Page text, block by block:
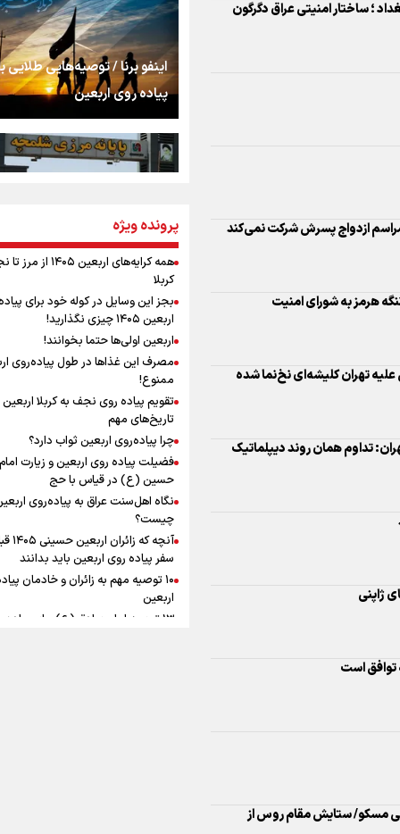
؛ ساختار امنیتی عراق دگرگون
مراسم ازدواج پسرش شرکت نمی‌کند
هرمز به شورای امنیت
تهران کلیشه‌ای نخ‌نما شده
تداوم همان روند دیپلماتیک
ژاپنی
است
مسکو/ ستایش مقام روس از
را شکست؛ «آهای
تهران رفتند»
سه حسرتی که به
مومنِ مقتدرِ مظلوم
رابطه کارگر و کارفرما در
اندیشه رهبر شهید:
به زوجیت
اقتدار علمی و
ماندگار شد
اینفو برنا / توصیه‌هایی طلایی
پیاده روی اربعین
اینفو برنا / جدول کامل فاصله
شلمچه تا شهرهای زیارتی عراق
اینفو برنا/ میزان مالیات بر ارزش
افزوده چقدر است؟
اینفوبرنا/ سقف معافیت مالیاتی
حقوق کارکنان دولت و
در بودجه ۱۴۰۵ چقدر است؟
پرونده ویژه
همه کرایه‌های اربعین ۱۴۰۵
کربلا
بجز این وسایل در کوله خود برای
اربعین ۱۴۰۵ چیزی نگذارید!
اربعین اولی‌ها حتما بخوانند!
مصرف این غذاها در طول پیاده‌روی
ممنوع!
تاریخ‌های مهم
چرا پیاده‌روی اربعین ثواب دارد؟
فضیلت پیاده روی اربعین و زیارت امام
حسین (ع) در قیاس با حج
نگاه اهل‌سنت عراق به پیاده‌روی
چیست؟
آنچه که
سفر پیاده روی اربعین باید بدانند
۱۰ توصیه مهم به زائران و خادمان
اربعین
۱۳ توصیه امام صادق (ع) برای